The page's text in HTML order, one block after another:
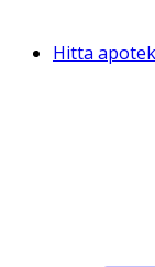
Hitta apotek